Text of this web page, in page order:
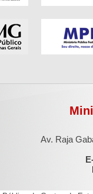
Av. Raja